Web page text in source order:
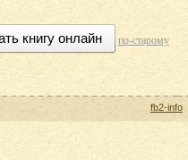
книгу онлайн по-старому
fb2-info